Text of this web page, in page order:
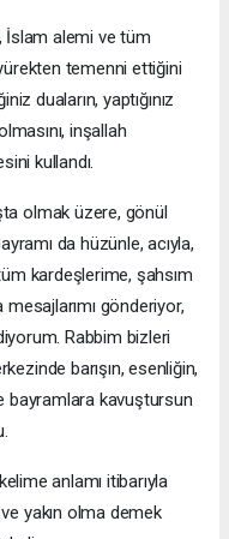
İslam alemi ve tüm
temenni ettiğini
duaların, yaptığınız
inşallah
kullandı.
olmak üzere, gönül
da hüzünle, acıyla,
kardeşlerime, şahsım
gönderiyor,
Rabbim bizleri
barışın, esenliğin,
bayramlara kavuştursun
anlamı itibarıyla
yakın olma demek